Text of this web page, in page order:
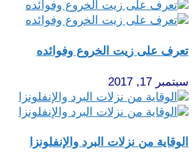
تعرف على زيت الخروع وفوائده
سبتمبر 17, 2017
الوقاية من نزلات البرد والإنفلونزا